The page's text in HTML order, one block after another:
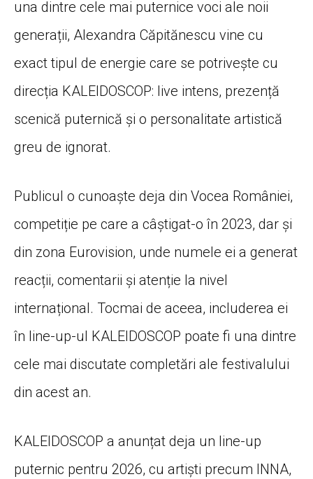
una dintre cele mai puternice voci ale noii
generații, Alexandra Căpitănescu vine cu
exact tipul de energie care se potrivește cu
direcția KALEIDOSCOP: live intens, prezență
scenică puternică și o personalitate artistică
greu de ignorat.
Publicul o cunoaște deja din Vocea României,
competiție pe care a câștigat-o în 2023, dar și
din zona Eurovision, unde numele ei a generat
reacții, comentarii și atenție la nivel
internațional. Tocmai de aceea, includerea ei
în line-up-ul KALEIDOSCOP poate fi una dintre
cele mai discutate completări ale festivalului
din acest an.
KALEIDOSCOP a anunțat deja un line-up
puternic pentru 2026, cu artiști precum INNA,